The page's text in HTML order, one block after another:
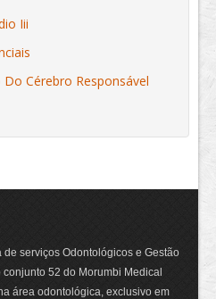
Iii
Cérebro Responsável
serviços Odontológicos e Gestão
52 do Morumbi Medical
área odontológica, exclusivo em